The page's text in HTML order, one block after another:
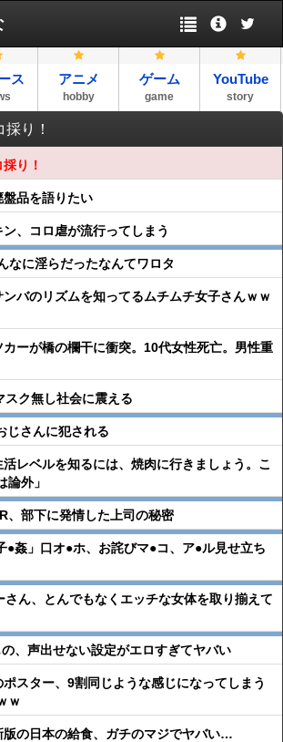
ス アニメ
hobby
ゲーム
game
YouTube
story
採り！
り！
品を語りたい
ン、コロ虐が流行ってしまう
なに淫らだったなんてワロタ
ンバのリズムを知ってるムチムチ女子さんｗｗ
カーが橋の欄干に衝突。10代女性死亡。男性重
スク無し社会に震える
じさんに犯される
レベルを知るには、焼肉に行きましょう。こ
論外」
、部下に発情した上司の秘密
●︎姦」口オ●︎ホ、お詫びマ●︎コ、ア●︎ル見せ立ち
さん、とんでもなくエッチな女体を取り揃えて
、声出せない設定がエロすぎてヤバい
ポスター、9割同じような感じになってしまう
ｗ
版の日本の給食、ガチのマジでヤバい…